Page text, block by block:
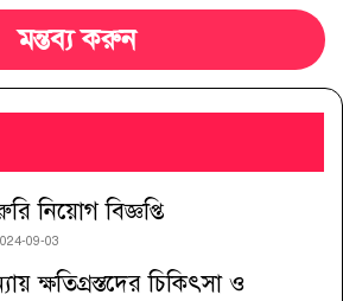
মন্তব্য করুন
নিয়োগ বিজ্ঞপ্তি
09-03
ক্ষতিগ্রস্তদের চিকিৎসা ও